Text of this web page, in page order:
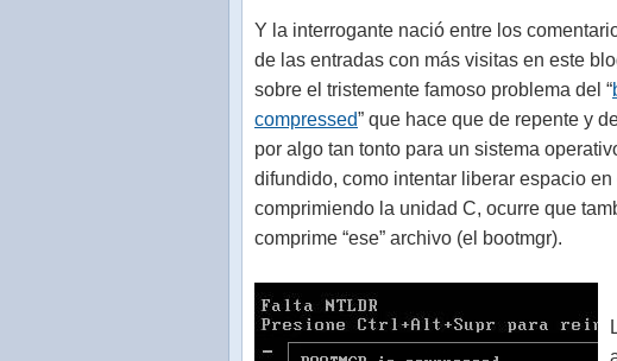
Y la interrogante nació entre los
de las entradas con más visitas en este
sobre el tristemente famoso problema del “
compressed” que hace que de repente y
por algo tan tonto para un sistema
difundido, como intentar liberar espacio en
comprimiendo la unidad C, ocurre que
comprime “ese” archivo (el bootmgr).